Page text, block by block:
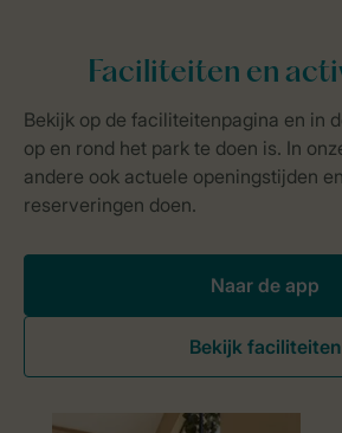
Naar de app
Bekijk faciliteiten